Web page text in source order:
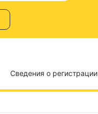
Сведения о регистрации